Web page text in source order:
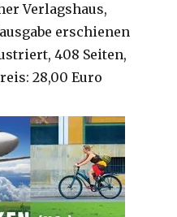
Verlagshaus,
erschienen
408 Seiten,
28,00 Euro